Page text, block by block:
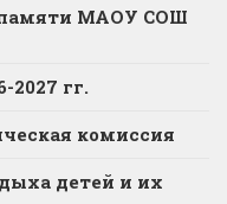
памяти МАОУ СОШ
гг.
комиссия
детей и их